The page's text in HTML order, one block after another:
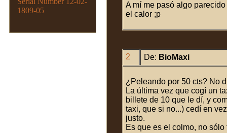
A mí me pasó algo
el calor ;p
2 De: BioMaxi
¿Peleando por 50 cts? No
La última vez que cogí un
billete de 10 que le dí, y
taxi, que si no...) cedí en
justo.
Es que es el colmo, no